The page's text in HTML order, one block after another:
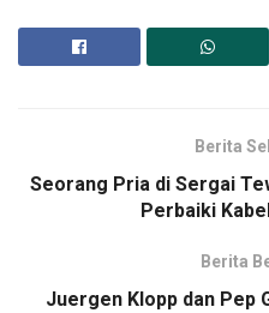
Berita
Seorang Pria di Sergai
Perbaiki
Berita
Juergen Klopp dan Pep